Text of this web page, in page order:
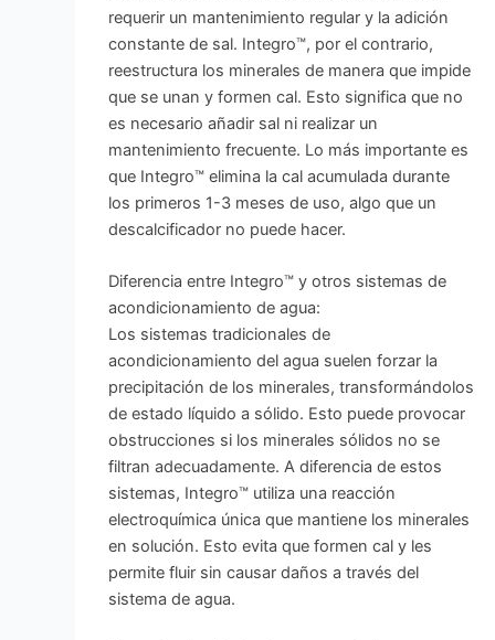
requerir un mantenimiento regular y la adición
constante de sal. Integro™, por el contrario,
reestructura los minerales de manera que impide
que se unan y formen cal. Esto significa que no
es necesario añadir sal ni realizar un
mantenimiento frecuente. Lo más importante es
que Integro™ elimina la cal acumulada durante
los primeros 1-3 meses de uso, algo que un
descalcificador no puede hacer.
Diferencia entre Integro™ y otros sistemas de
acondicionamiento de agua:
Los sistemas tradicionales de
acondicionamiento del agua suelen forzar la
precipitación de los minerales, transformándolos
de estado líquido a sólido. Esto puede provocar
obstrucciones si los minerales sólidos no se
filtran adecuadamente. A diferencia de estos
sistemas, Integro™ utiliza una reacción
electroquímica única que mantiene los minerales
en solución. Esto evita que formen cal y les
permite fluir sin causar daños a través del
sistema de agua.